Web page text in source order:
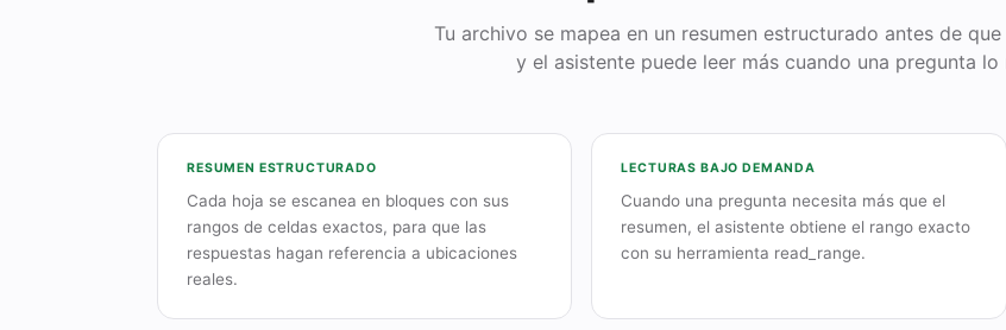
Tu archivo se mapea en un resumen estructurado antes de
y el asistente puede leer más cuando una pregunta lo
RESUMEN ESTRUCTURADO
Cada hoja se escanea en bloques con sus
rangos de celdas exactos, para que las
respuestas hagan referencia a ubicaciones
reales.
LECTURAS BAJO DEMANDA
Cuando una pregunta necesita más que el
resumen, el asistente obtiene el rango exacto
con su herramienta read_range.